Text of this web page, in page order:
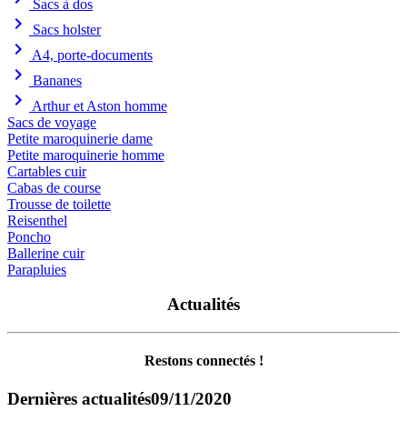
Sacs à dos
chevron_right Sacs holster
chevron_right A4, porte-documents
chevron_right Bananes
chevron_right
Arthur et Aston homme
Sacs de voyage
Petite maroquinerie dame
Petite maroquinerie homme
Cartables cuir
Cabas de course
Trousse de toilette
Reisenthel
Poncho
Ballerine cuir
Parapluies
Actualités
Restons connectés !
Dernières actualités09/11/2020